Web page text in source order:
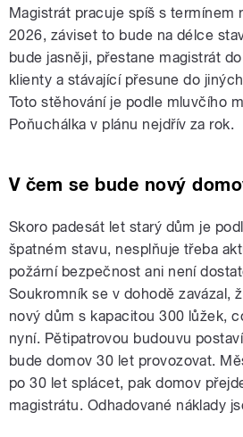
Magistrát pracuje spíš s termínem
2026, záviset to bude na délce
bude jasněji, přestane magistrát
klienty a stávající přesune do
Toto stěhování je podle mluvčího
Poňuchálka v plánu nejdřív za rok.
V čem se bude nový
Skoro padesát let starý dům je
špatném stavu, nesplňuje třeba
požární bezpečnost ani není
Soukromník se v dohodě zavázal,
nový dům s kapacitou 300 lůžek,
nyní. Pětipatrovou budouvu
bude domov 30 let provozovat.
po 30 let splácet, pak domov
magistrátu. Odhadované náklady